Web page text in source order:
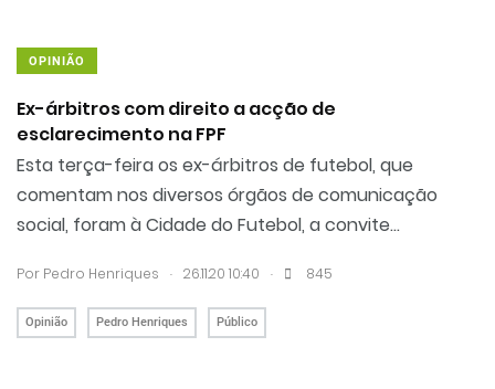
OPINIÃO
Ex-árbitros com direito a acção de
esclarecimento na FPF
Esta terça-feira os ex-árbitros de futebol, que
comentam nos diversos órgãos de comunicação
social, foram à Cidade do Futebol, a convite...
Por Pedro Henriques . 26.11.20 10:40 . 845
Opinião Pedro Henriques Público